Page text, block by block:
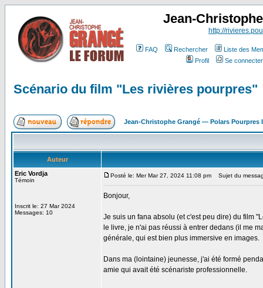
Jean-
http://
FAQ Rechercher
Liste des
Profil
Se
Scénario du film "Les rivières pourpres"
Jean-Christophe Grangé — Polars Pourpres
Auteur
Eric Vordja
Témoin
Inscrit le: 27 Mar 2024
Messages: 10
Posté le: Mer Mar 27, 2024 11:08 pm Sujet du
Bonjour,
Je suis un fana absolu (et c'est peu dire) du film
le livre, je n'ai pas réussi à entrer dedans (il me
générale, qui est bien plus immersive en images.
Dans ma (lointaine) jeunesse, j'ai été formé
amie qui avait été scénariste professionnelle.